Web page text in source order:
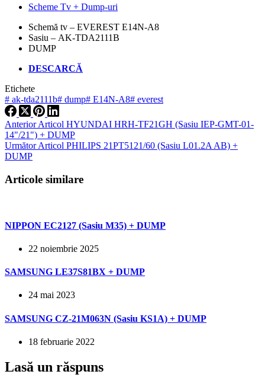
Scheme Tv + Dump-uri
Schemă tv – EVEREST E14N-A8
Sasiu – AK-TDA2111B
DUMP
DESCARCĂ
Etichete
# ak-tda2111b# dump# E14N-A8# everest
AnteriorArticol HYUNDAI HRH-TF21GH (Sasiu IEP-GMT-01-
14"/21") + DUMP
UrmătorArticol PHILIPS 21PT5121/60 (Sasiu L01.2A AB) +
DUMP
Articole similare
NIPPON EC2127 (Sasiu M35) + DUMP
22 noiembrie 2025
SAMSUNG LE37S81BX + DUMP
24 mai 2023
SAMSUNG CZ-21M063N (Sasiu KS1A) + DUMP
18 februarie 2022
Lasă un răspuns